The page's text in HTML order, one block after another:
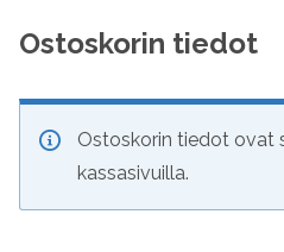
Ostoskorin tiedot
Ostoskorin tiedot ovat
kassasivuilla.